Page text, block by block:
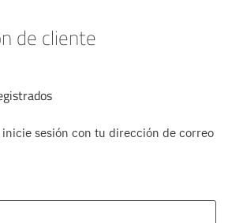
de cliente
sesión con tu dirección de correo